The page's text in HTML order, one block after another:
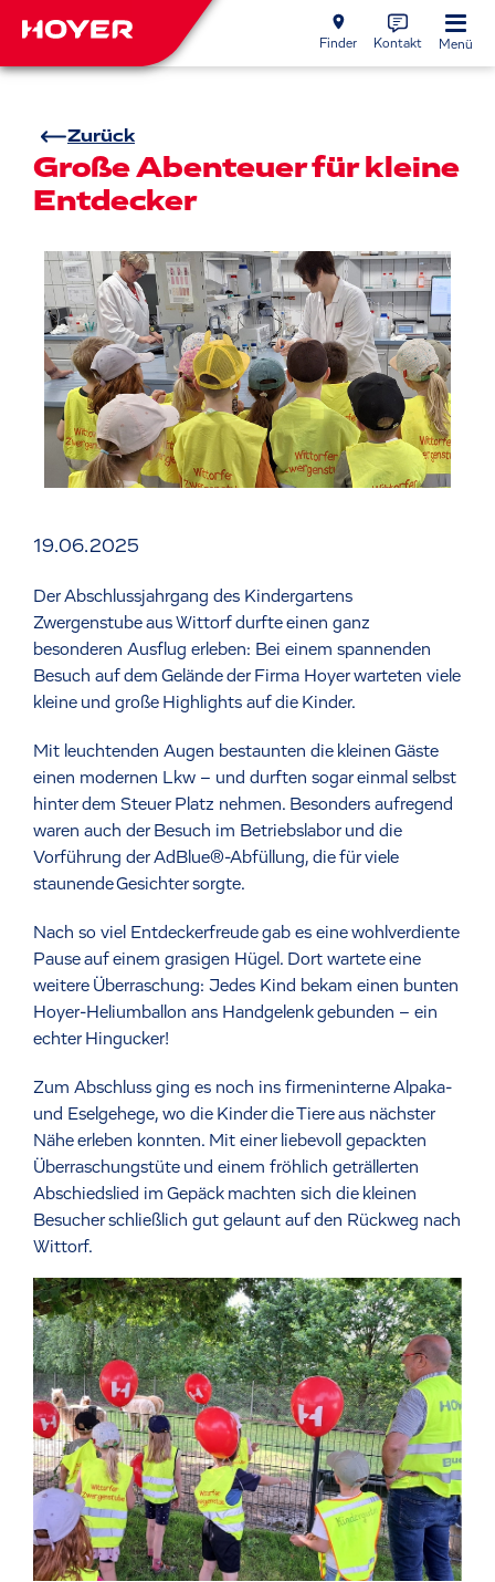
Finder Kontakt Menü
Zurück
Große Abenteuer für kleine
Entdecker
19.06.2025
Der Abschlussjahrgang des Kindergartens
Zwergenstube aus Wittorf durfte einen ganz
besonderen Ausflug erleben: Bei einem spannenden
Besuch auf dem Gelände der Firma Hoyer warteten viele
kleine und große Highlights auf die Kinder.
Mit leuchtenden Augen bestaunten die kleinen Gäste
einen modernen Lkw – und durften sogar einmal selbst
hinter dem Steuer Platz nehmen. Besonders aufregend
waren auch der Besuch im Betriebslabor und die
Vorführung der AdBlue®-Abfüllung, die für viele
staunende Gesichter sorgte.
Nach so viel Entdeckerfreude gab es eine wohlverdiente
Pause auf einem grasigen Hügel. Dort wartete eine
weitere Überraschung: Jedes Kind bekam einen bunten
Hoyer-Heliumballon ans Handgelenk gebunden – ein
echter Hingucker!
Zum Abschluss ging es noch ins firmeninterne Alpaka-
und Eselgehege, wo die Kinder die Tiere aus nächster
Nähe erleben konnten. Mit einer liebevoll gepackten
Überraschungstüte und einem fröhlich geträllerten
Abschiedslied im Gepäck machten sich die kleinen
Besucher schließlich gut gelaunt auf den Rückweg nach
Wittorf.